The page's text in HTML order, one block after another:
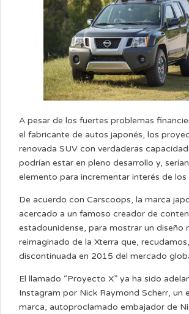
A pesar de los fuertes problemas
el fabricante de autos japonés, los
renovada SUV con verdaderas
podrían estar en pleno desarrollo y,
elemento para incrementar interés de los
De acuerdo con Carscoops, la marca
acercado a un famoso creador de
estadounidense, para mostrar un diseño
reimaginado de la Xterra que,
discontinuada en 2015 del mercado
El llamado “Proyecto X” ya ha sido
Instagram por Nick Raymond Scherr, un
marca, autoproclamado embajador de